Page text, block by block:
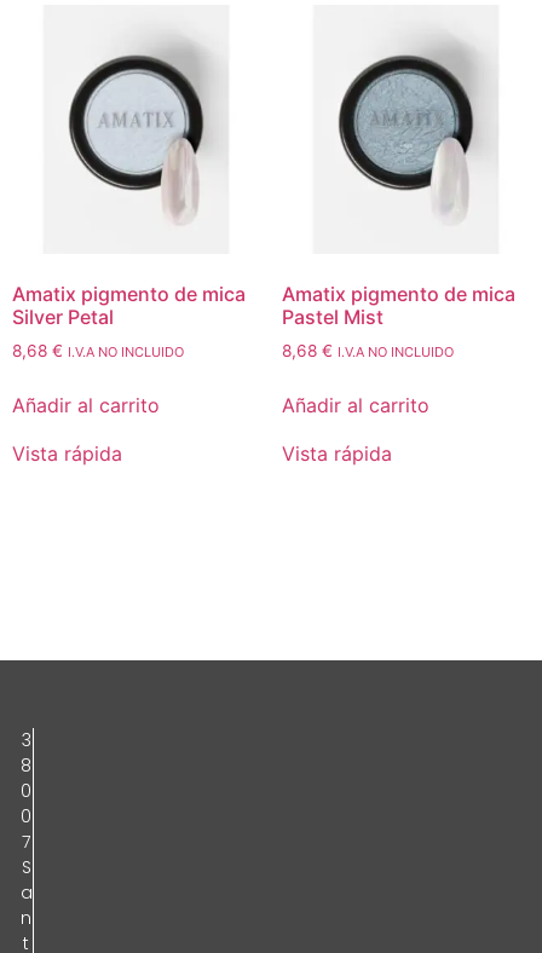
Amatix pigmento de mica
Silver Petal
8,68 € I.V.A NO INCLUIDO
Añadir al carrito
Vista rápida
Amatix pigmento de mica
Pastel Mist
8,68 € I.V.A NO INCLUIDO
Añadir al carrito
Vista rápida
3
8
0
0
7
S
a
n
t